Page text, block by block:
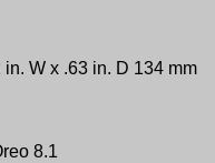
W x .63 in. D 134 mm
8.1